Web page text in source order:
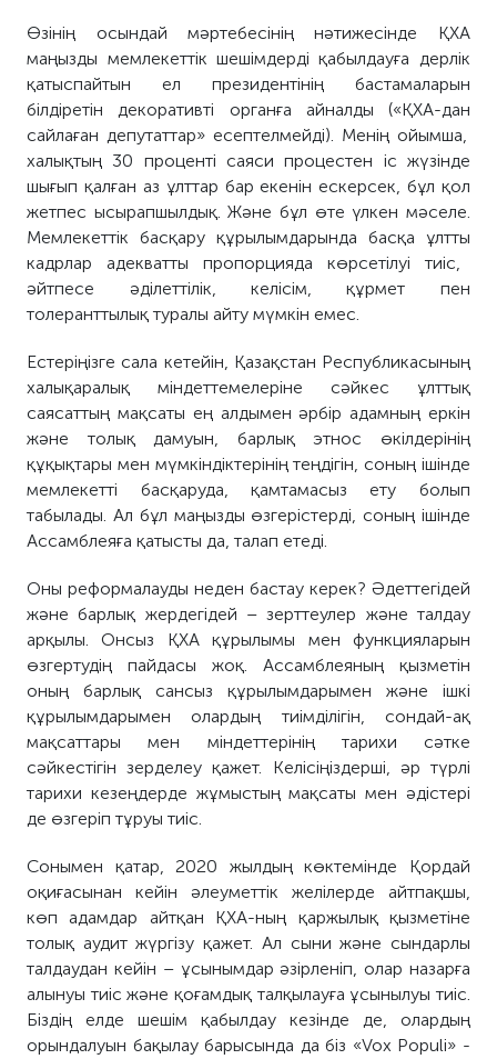
Өзінің осындай мәртебесінің нәтижесінде ҚХА
маңызды мемлекеттік шешімдерді қабылдауға дерлік
қатыспайтын ел президентінің бастамаларын
білдіретін декоративті органға айналды («ҚХА-дан
сайлаған депутаттар» есептелмейді). Менің ойымша,
халықтың 30 проценті саяси процестен іс жүзінде
шығып қалған аз ұлттар барекенін ескерсек, бұл қол
жетпес ысырапшылдық. Және бұл өте үлкен мәселе.
Мемлекеттік басқару құрылымдарында басқа ұлтты
кадрлар адекватты пропорцияда көрсетілуі тиіс,
әйтпесе әділеттілік, келісім, құрмет пен
толеранттылық туралы айту мүмкін емес.
Естеріңізге сала кетейін, Қазақстан Республикасының
халықаралық міндеттемелеріне сәйкес ұлттық
саясаттың мақсаты ең алдымен әрбір адамның еркін
және толық дамуын, барлық этнос өкілдерінің
құқықтары мен мүмкіндіктерінің теңдігін,соның ішінде
мемлекетті басқаруда, қамтамасыз ету
болып
табылады. Ал бұл маңызды өзгерістерді, соның ішінде
Ассамблеяға қатысты да, талап етеді.
Оны реформалаудынеден бастау керек? Әдеттегідей
және барлық жердегідей – зерттеулер және талдау
арқылы.Онсыз ҚХА құрылымы мен функцияларын
өзгертудің пайдасы жоқ. Ассамблеяның қызметін
оның барлық сансыз құрылымдарымен және ішкі
құрылымдарымен олардың тиімділігін, сондай-ақ
мақсаттары мен міндеттерінің тарихи сәтке
сәйкестігін зерделеу қажет. Келісіңіздерші, әр түрлі
тарихи кезеңдерде жұмыстың мақсаты мен әдістері
де өзгеріп тұруытиіс.
Сонымен қатар, 2020 жылдың көктемінде Қордай
оқиғасынан кейін әлеуметтік желілерде айтпақшы,
көп адамдар айтқан ҚХА-ның қаржылық қызметіне
толық аудит жүргізу қажет. Ал сыни және сындарлы
талдаудан кейін – ұсынымдар әзірленіп, олар назарға
алынуы тиіс және қоғамдық талқылауға ұсынылуы тиіс.
Біздің елде шешім қабылдау кезінде де, олардың
орындалуын бақылау барысында да біз «Vox Populi» -